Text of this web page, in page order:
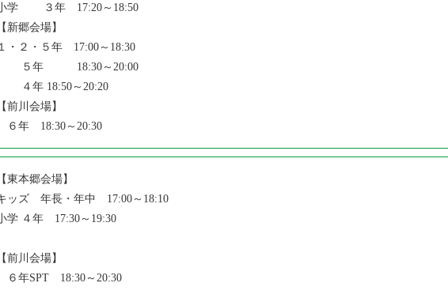
学 ３年 17:20～18:50
【新郷会場】
１・２・５年 17:00～18:30
５年 18:30～20:00
４年 18:50～20:20
【前川会場】
６年 18:30～20:30
【東本郷会場】
ッズ 年長・年中 17:00～18:10
学 ４年 17:30～19:30
【前川会場】
６年SPT 18:30～20:30